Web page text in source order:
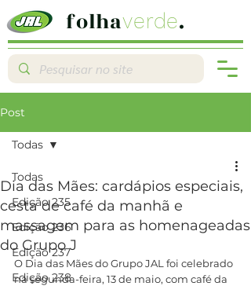
folhaverde.
Post
Todas
Edição 235
Edição 236
Edição 237
Edição 238
Todas
Dia das Mães: cardápios especiais,
cesta de café da manhã e
massagem para as homenageadas
do Grupo J
O Dia das Mães do Grupo JAL foi celebrado
na segunda-feira, 13 de maio, com café da